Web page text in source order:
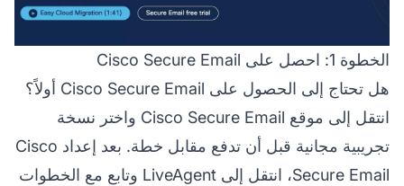
الخطوة 1: احصل على Cisco Secure Email
هل تحتاج إلى الحصول على Cisco Secure Email أولاً؟
انتقل إلى موقع Cisco Secure Email واختر نسخة
تجريبية مجانية قبل أن تدفع مقابل خطة. بعد إعداد Cisco
Secure Email، انتقل إلى LiveAgent وتابع مع الخطوات